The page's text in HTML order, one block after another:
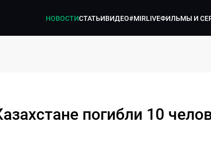
НОВОСТИСТАТЬИВИДЕО#MIRLIVEФИЛЬМЫ И
погибли 10